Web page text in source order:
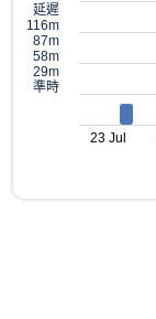
延遲
116m
87m
58m
29m
準時
23 Jul